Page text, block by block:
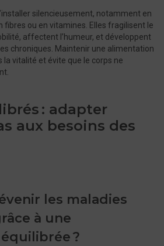
silencieusement, notamment en
fibres ou en vitamines. Elles fragilisent le
affectent l’humeur, et développent
chroniques. Maintenir une alimentation
la vitalité et évite que le corps ne
: adapter
aux besoins des
les maladies
à une
?